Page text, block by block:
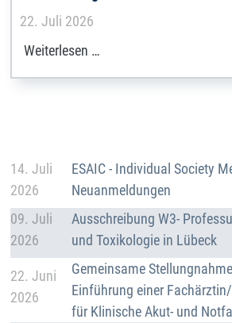
Details
22. Juli 2026
Weiterlesen …
Details
14. Juli
2026
ESAIC - Individual Society
Neuanmeldungen
Details
09. Juli
2026
Ausschreibung W3-
und Toxikologie in Lübeck
Details
22. Juni
2026
Gemeinsame
Einführung einer
für Klinische Akut- und